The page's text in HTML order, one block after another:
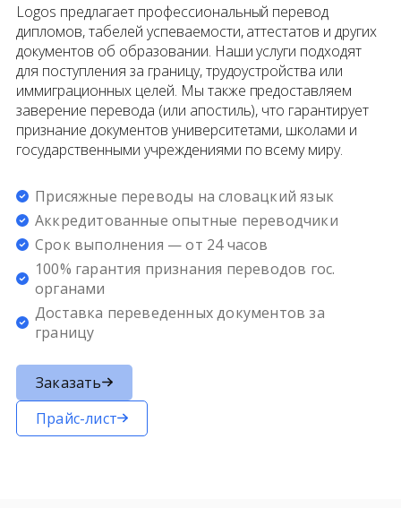
Logos предлагает профессиональный перевод
дипломов, табелей успеваемости, аттестатов и других
документов об образовании. Наши услуги подходят
для поступления за границу, трудоустройства или
иммиграционных целей. Мы также предоставляем
заверение перевода (или апостиль), что гарантирует
признание документов университетами, школами и
государственными учреждениями по всему миру.
Присяжные переводы на словацкий язык
Аккредитованные опытные переводчики
Срок выполнения — от 24 часов
100% гарантия признания переводов гос.
органами
Доставка переведенных документов за
границу
Заказать
Прайс-лист